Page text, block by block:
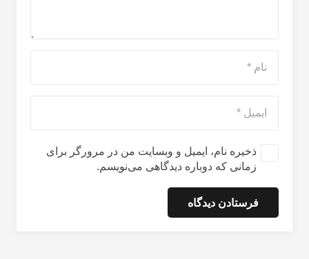
ذخیره نام، ایمیل و وبسایت من در مرورگر برای
زمانی که دوباره دیدگاهی می‌نویسم.
فرستادن دیدگاه